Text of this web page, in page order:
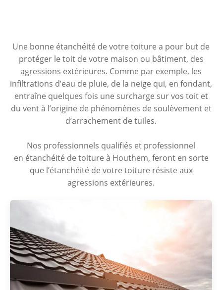
Une bonne étanchéité de votre toiture a pour but de
protéger le toit de votre maison ou bâtiment, des
agressions extérieures. Comme par exemple, les
infiltrations d’eau de pluie, de la neige qui, en fondant,
entraîne quelques fois une surcharge sur vos toit et
du vent à l’origine de phénomènes de soulèvement et
d’arrachement de tuiles.
Nos professionnels qualifiés et professionnel
en étanchéité de toiture à Houthem, feront en sorte
que l’étanchéité de votre toiture résiste aux
agressions extérieures.